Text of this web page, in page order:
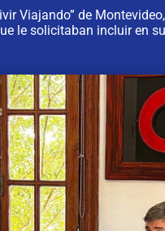
Viajando” de
le solicitaban incluir en